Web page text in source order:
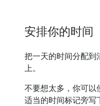
安排你的时间
把一天的时间分配
上。
不要想太多，你可以
适当的时间标记旁写